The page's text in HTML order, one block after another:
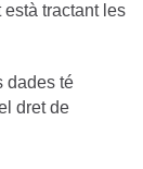
està tractant les
dades té
dret de